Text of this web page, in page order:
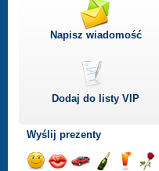
Napisz wiadomość
Dodaj do listyVIP
Wyślij prezenty